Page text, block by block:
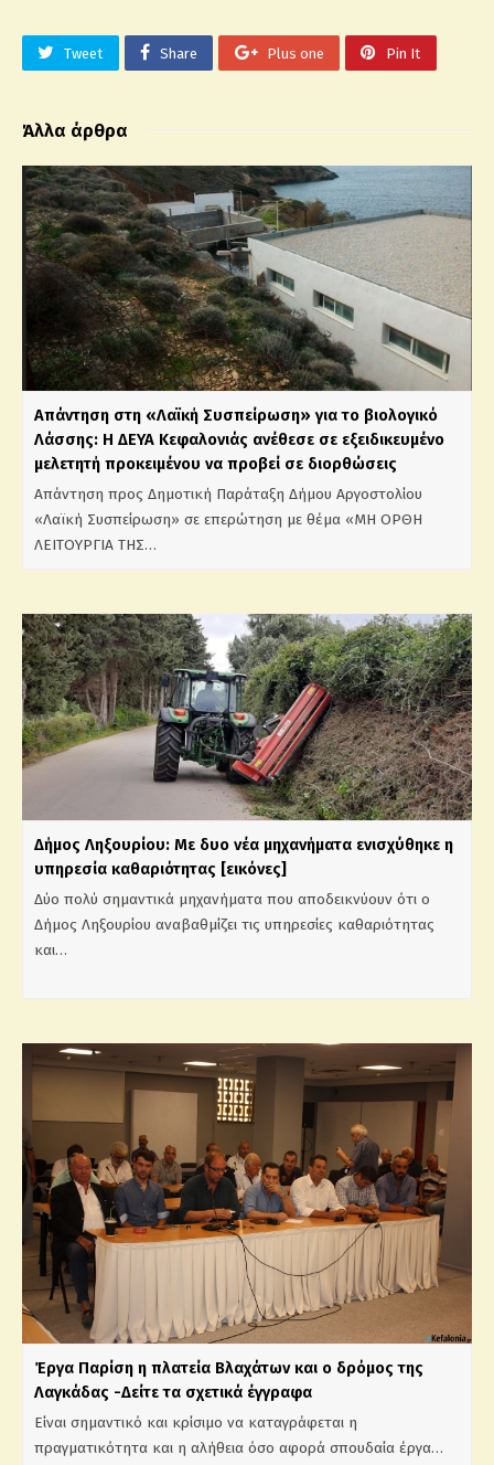
Tweet Share Plus one Pin It
Άλλα άρθρα
Απάντηση στη «Λαϊκή Συσπείρωση» για το βιολογικό
Λάσσης: Η ΔΕΥΑ Κεφαλονιάς ανέθεσε σε εξειδικευμένο
μελετητή προκειμένου να προβεί σε διορθώσεις
Απάντηση προς Δημοτική Παράταξη Δήμου Αργοστολίου
«Λαϊκή Συσπείρωση» σε επερώτηση με θέμα «ΜΗ ΟΡΘΗ
ΛΕΙΤΟΥΡΓΙΑ ΤΗΣ…
Δήμος Ληξουρίου: Με δυο νέα μηχανήματα ενισχύθηκε η
υπηρεσία καθαριότητας [εικόνες]
Δύο πολύ σημαντικά μηχανήματα που αποδεικνύουν ότι ο
Δήμος Ληξουρίου αναβαθμίζει τις υπηρεσίες καθαριότητας
και…
Έργα Παρίση η πλατεία Βλαχάτων και ο δρόμος της
Λαγκάδας -Δείτε τα σχετικά έγγραφα
Είναι σημαντικό και κρίσιμο να καταγράφεται η
πραγματικότητα και η αλήθεια όσο αφορά σπουδαία έργα…